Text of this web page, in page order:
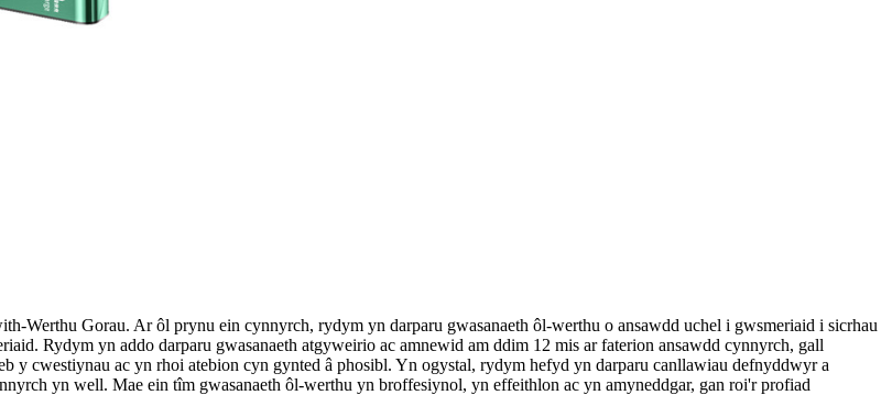
Werthu Gorau. Ar ôl prynu ein cynnyrch, rydym yn darparu gwasanaeth ôl-werthu o ansawdd uchel i gwsmeriaid i sicrhau
Rydym yn addo darparu gwasanaeth atgyweirio ac amnewid am ddim 12 mis ar faterion ansawdd cynnyrch, gall
y cwestiynau ac yn rhoi atebion cyn gynted â phosibl. Yn ogystal, rydym hefyd yn darparu canllawiau defnyddwyr a
yn well. Mae ein tîm gwasanaeth ôl-werthu yn broffesiynol, yn effeithlon ac yn amyneddgar, gan roi'r profiad